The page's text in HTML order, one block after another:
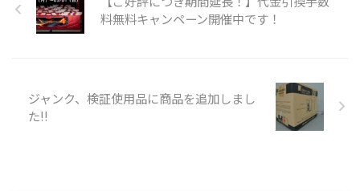
料無料キャンペーン開催中です！
ジャンク、検証使用品に商品を追加しまし
た!!